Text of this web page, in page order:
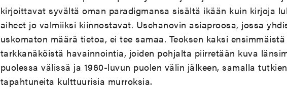
kirjoittavat syvältä oman paradigmansa sisältä ikään kuin kirjoja
aiheet jo valmiiksi kiinnostavat. Uschanovin asiaproosa, jossa
uskomaton määrä tietoa, ei tee samaa. Teoksen kaksi
tarkkanäköistä havainnointia, joiden pohjalta piirretään kuva
puolessa välissä ja 1960-luvun puolen välin jälkeen, samalla
tapahtuneita kulttuurisia murroksia.